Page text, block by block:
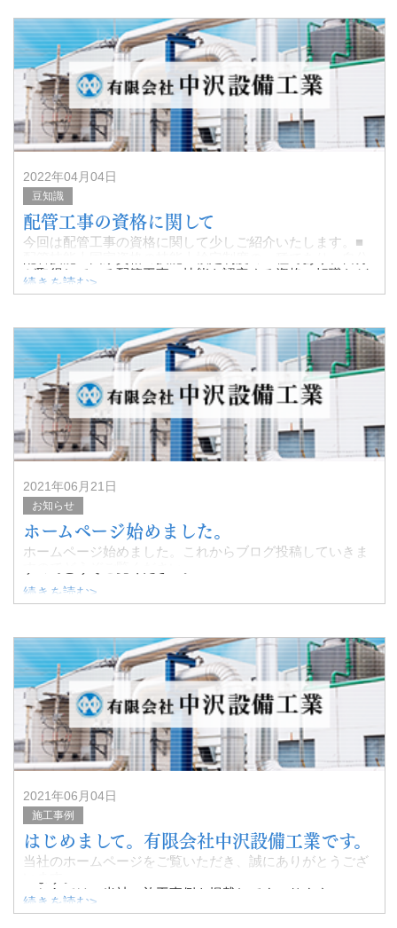
2022年04月04日
豆知識
配管工事の資格に関して
今回は配管工事の資格に関して少しご紹介いたします。■
が取得している配管工事の技能を認定する資格。転職など
続きを読む>
2021年06月21日
お知らせ
ホームページ始めました。
ホームページ始めました。これからブログ投稿していきま
続きを読む>
2021年06月04日
施工事例
はじめまして。有限会社中沢設備工業です。
当社のホームページをご覧いただき、誠にありがとうござ
こちらでは、当社の施工事例を掲載してまいります。
続きを読む>